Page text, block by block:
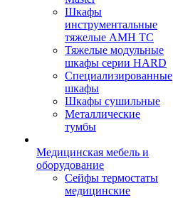
Шкафы
инструментальные
тяжелые AMH TC
Тяжелые модульные
шкафы серии HARD
Cпециализированные
шкафы
Шкафы сушильные
Металлические
тумбы
Медицинская мебель и
оборудование
Сейфы термостаты
медицинские